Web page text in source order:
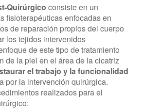
Quirúrgico consiste en un
fisioterapéuticas enfocadas en
de reparación propios del cuerpo
los tejidos intervenidos
de este tipo de tratamiento
de la piel en el área de la cicatriz
el trabajo y la funcionalidad
por la intervención quirúrgica.
realizados para el